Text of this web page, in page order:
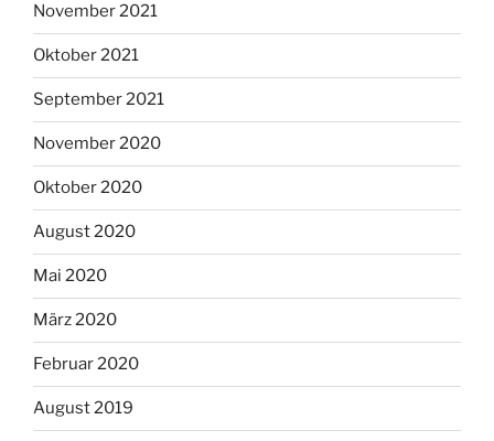
November 2021
Oktober 2021
September 2021
November 2020
Oktober 2020
August 2020
Mai 2020
März 2020
Februar 2020
August 2019